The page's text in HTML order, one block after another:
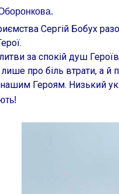
Сергій Бобух
за спокій душ
про біль втрати, а й
нашим Героям. Низький